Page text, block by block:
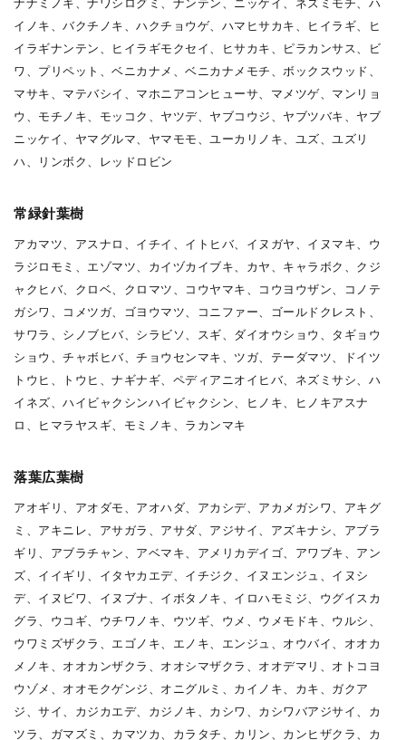
イノキ、バクチノキ、ハクチョウゲ、ハマヒサカキ、ヒイラギ、ヒ
イラギナンテン、ヒイラギモクセイ、ヒサカキ、ピラカンサス、ビ
ワ、プリペット、ベニカナメ、ベニカナメモチ、ボックスウッド、
マサキ、マテバシイ、マホニアコンヒューサ、マメツゲ、マンリョ
ウ、モチノキ、モッコク、ヤツデ、ヤブコウジ、ヤブツバキ、ヤブ
ニッケイ、ヤマグルマ、ヤマモモ、ユーカリノキ、ユズ、ユズリ
ハ、リンボク、レッドロビン
常緑針葉樹
アカマツ、アスナロ、イチイ、イトヒバ、イヌガヤ、イヌマキ、ウ
ラジロモミ、エゾマツ、カイヅカイブキ、カヤ、キャラボク、クジ
ャクヒバ、クロベ、クロマツ、コウヤマキ、コウヨウザン、コノテ
ガシワ、コメツガ、ゴヨウマツ、コニファー、ゴールドクレスト、
サワラ、シノブヒバ、シラビソ、スギ、ダイオウショウ、タギョウ
ショウ、チャボヒバ、チョウセンマキ、ツガ、テーダマツ、ドイツ
トウヒ、トウヒ、ナギナギ、ペディアニオイヒバ、ネズミサシ、ハ
イネズ、ハイビャクシンハイビャクシン、ヒノキ、ヒノキアスナ
ロ、ヒマラヤスギ、モミノキ、ラカンマキ
落葉広葉樹
アオギリ、アオダモ、アオハダ、アカシデ、アカメガシワ、アキグ
ミ、アキニレ、アサガラ、アサダ、アジサイ、アズキナシ、アブラ
ギリ、アブラチャン、アベマキ、アメリカデイゴ、アワブキ、アン
ズ、イイギリ、イタヤカエデ、イチジク、イヌエンジュ、イヌシ
デ、イヌビワ、イヌブナ、イボタノキ、イロハモミジ、ウグイスカ
グラ、ウコギ、ウチワノキ、ウツギ、ウメ、ウメモドキ、ウルシ、
ウワミズザクラ、エゴノキ、エノキ、エンジュ、オウバイ、オオカ
メノキ、オオカンザクラ、オオシマザクラ、オオデマリ、オトコヨ
ウゾメ、オオモクゲンジ、オニグルミ、カイノキ、カキ、ガクア
ジ、サイ、カジカエデ、カジノキ、カシワ、カシワバアジサイ、カ
ツラ、ガマズミ、カマツカ、カラタチ、カリン、カンヒザクラ、カ